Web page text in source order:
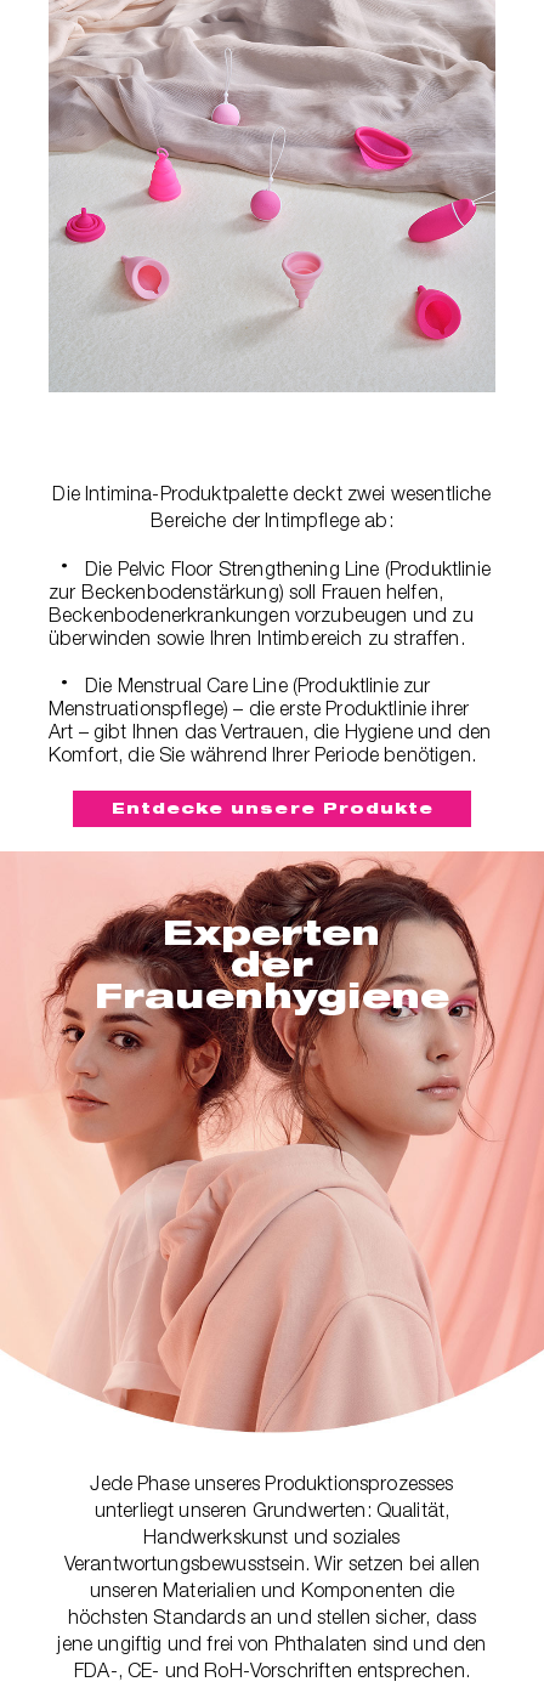
Die Intimina-Produktpalette deckt zwei wesentliche
Bereiche der Intimpflege ab:
Die Pelvic Floor Strengthening Line (Produktlinie
zur Beckenbodenstärkung) soll Frauen helfen,
Beckenbodenerkrankungen vorzubeugen und zu
überwinden sowie Ihren Intimbereich zu straffen.
Die Menstrual Care Line (Produktlinie zur
Menstruationspflege) – die erste Produktlinie ihrer
Art – gibt Ihnen das Vertrauen, die Hygiene und den
Komfort, die Sie während Ihrer Periode benötigen.
Entdecke unsere Produkte
Experten
der
Frauenhygiene
Jede Phase unseres Produktionsprozesses
unterliegt unseren Grundwerten: Qualität,
Handwerkskunst und soziales
Verantwortungsbewusstsein. Wir setzen bei allen
unseren Materialien und Komponenten die
höchsten Standards an und stellen sicher, dass
jene ungiftig und frei von Phthalaten sind und den
FDA-, CE- und RoH-Vorschriften entsprechen.